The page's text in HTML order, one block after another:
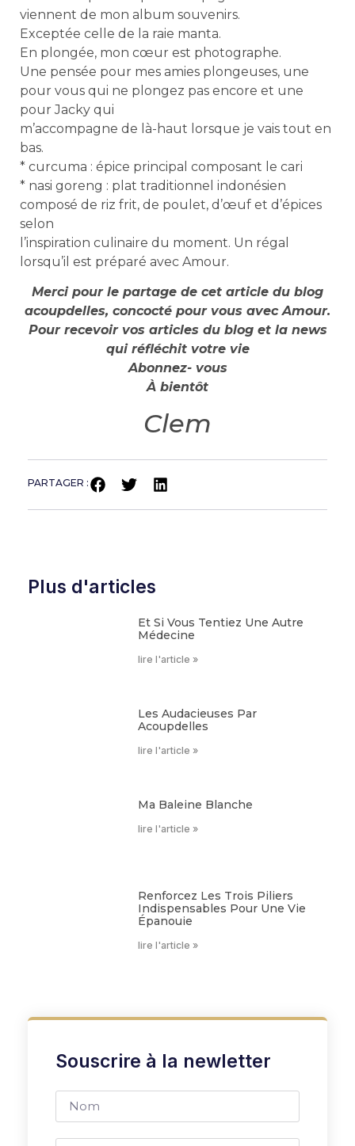
viennent de mon album souvenirs.
Exceptée celle de la raie manta.
En plongée, mon cœur est photographe.
Une pensée pour mes amies plongeuses, une
pour vous qui ne plongez pas encore et une
pour Jacky qui
m’accompagne de là-haut lorsque je vais tout en
bas.
* curcuma : épice principal composant le cari
* nasi goreng : plat traditionnel indonésien
composé de riz frit, de poulet, d’œuf et d’épices
selon
l’inspiration culinaire du moment. Un régal
lorsqu’il est préparé avec Amour.
Merci pour le partage de cet article du blog
acoupdelles, concocté pour vous avec Amour.
Pour recevoir vos articles du blog et la news
qui réfléchit votre vie
Abonnez- vous
À bientôt
Clem
PARTAGER :
Plus d'articles
Et Si Vous Tentiez Une Autre
Médecine
lire l'article »
Les Audacieuses Par
Acoupdelles
lire l'article »
Ma Baleine Blanche
lire l'article »
Renforcez Les Trois Piliers
Indispensables Pour Une Vie
Épanouie
lire l'article »
Souscrire à la newletter